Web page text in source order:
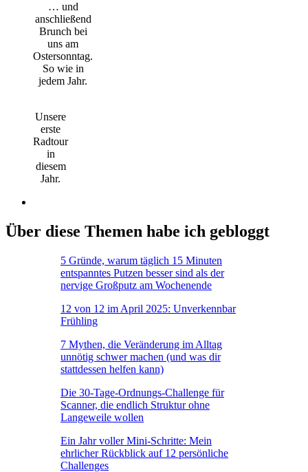
… und
anschließend
Brunch bei
uns am
Ostersonntag.
So wie in
jedem Jahr.
Unsere
erste
Radtour
in
diesem
Jahr.
Über diese Themen habe ich gebloggt
5 Gründe, warum täglich 15 Minuten
entspanntes Putzen besser sind als der
nervige Großputz am Wochenende
12 von 12 im April 2025: Unverkennbar
Frühling
7 Mythen, die Veränderung im Alltag
unnötig schwer machen (und was dir
stattdessen helfen kann)
Die 30-Tage-Ordnungs-Challenge für
Scanner, die endlich Struktur ohne
Langeweile wollen
Ein Jahr voller Mini-Schritte: Mein
ehrlicher Rückblick auf 12 persönliche
Challenges